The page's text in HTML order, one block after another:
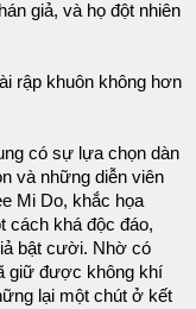
giả, và họ đột nhiên
rập khuôn không hơn
có sự lựa chọn dàn
và những diễn viên
Mi Do, khắc họa
cách khá độc đáo,
bật cười. Nhờ có
giữ được không khí
lại một chút ở kết